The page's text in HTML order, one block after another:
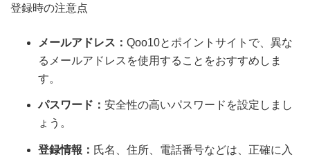
登録時の注意点
メールアドレス： Qoo10とポイントサイトで、異な
るメールアドレスを使用することをおすすめしま
す。
パスワード： 安全性の高いパスワードを設定しまし
ょう。
登録情報： 氏名、住所、電話番号などは、正確に入